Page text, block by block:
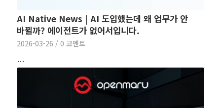
AI Native News | AI 도입했는데 왜 업무가 안
바뀔까? 에이전트가 없어서입니다.
2026-03-26 / 0 코멘트
…